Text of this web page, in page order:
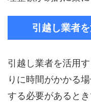
引越し業者
引越し業者を活用
りに時間がかかる
する必要があるとき